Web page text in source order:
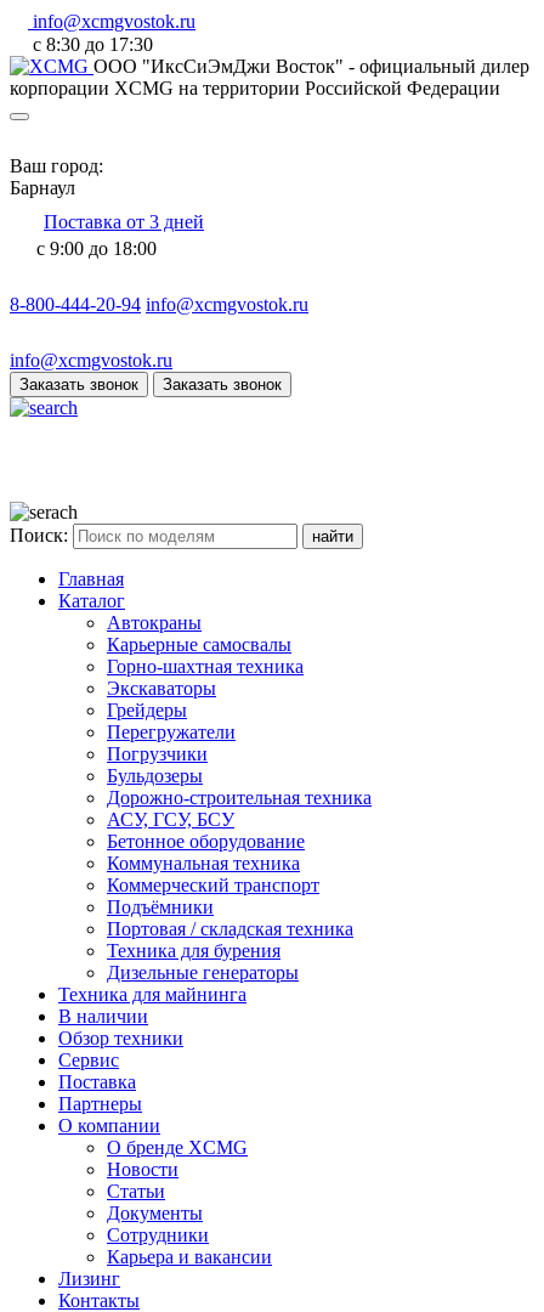
info@xcmgvostok.ru
с 8:30 до 17:30
ООО "ИксСиЭмДжи Восток" - официальный дилер
корпорации XCMG на территории Российской Федерации
Ваш город:
Барнаул
Поставка от 3 дней
с 9:00 до 18:00
8-800-444-20-94 info@xcmgvostok.ru
info@xcmgvostok.ru
Заказать звонок Заказать звонок
Поиск:
Главная
Каталог
Автокраны
Карьерные самосвалы
Горно-шахтная техника
Экскаваторы
Грейдеры
Перегружатели
Погрузчики
Бульдозеры
Дорожно-строительная техника
АСУ, ГСУ, БСУ
Бетонное оборудование
Коммунальная техника
Коммерческий транспорт
Подъёмники
Портовая / складская техника
Техника для бурения
Дизельные генераторы
Техника для майнинга
В наличии
Обзор техники
Сервис
Поставка
Партнеры
О компании
О бренде XCMG
Новости
Статьи
Документы
Сотрудники
Карьера и вакансии
Лизинг
Контакты